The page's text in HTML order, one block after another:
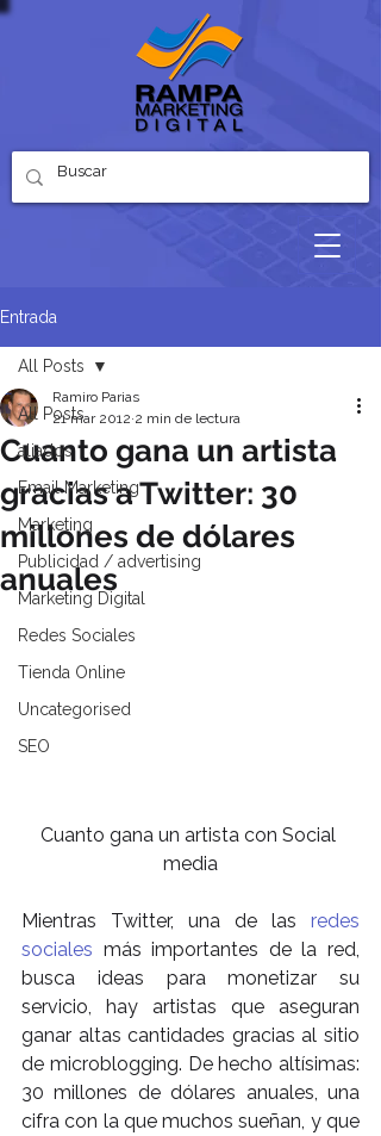
Entrada
All Posts
aliados
Email Marketing
Marketing
Publicidad / advertising
Marketing Digital
Redes Sociales
Tienda Online
Uncategorised
SEO
All Posts
Cuanto gana un artista
gracias a Twitter: 30
millones de dólares
anuales
Ramiro Parias
21 mar 2012 2 min de lectura
Cuanto gana un artista con Social
media
Mientras Twitter, una de las redes
sociales más importantes de la red,
busca ideas para monetizar su
servicio, hay artistas que aseguran
ganar altas cantidades gracias al sitio
de microblogging. De hecho altísimas:
30 millones de dólares anuales, una
cifra con la que muchos sueñan, y que